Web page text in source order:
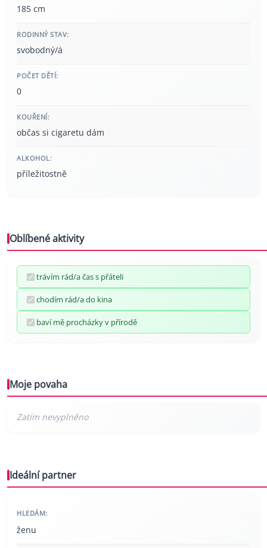
185 cm
RODINNÝ STAV:
svobodný/á
POČET DĚTÍ:
0
KOUŘENÍ:
občas si cigaretu dám
ALKOHOL:
příležitostně
Oblíbené aktivity
trávím rád/a čas s přáteli
chodím rád/a do kina
baví mě procházky v přírodě
Moje povaha
Ideální partner
HLEDÁM:
ženu